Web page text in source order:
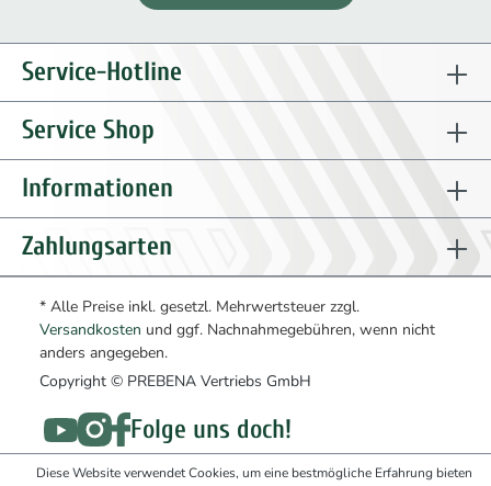
Service-Hotline
Service Shop
Informationen
Zahlungsarten
* Alle Preise inkl. gesetzl. Mehrwertsteuer zzgl.
Versandkosten und ggf. Nachnahmegebühren, wenn nicht
anders angegeben.
Copyright © PREBENA Vertriebs GmbH
Folge uns doch!
Diese Website verwendet Cookies, um eine bestmögliche Erfahrung bieten